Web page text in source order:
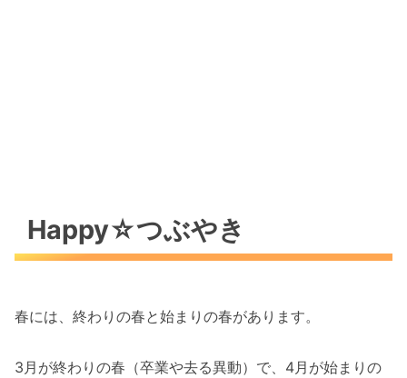
Happy☆つぶやき
春には、終わりの春と始まりの春があります。
3月が終わりの春（卒業や去る異動）で、4月が始まりの